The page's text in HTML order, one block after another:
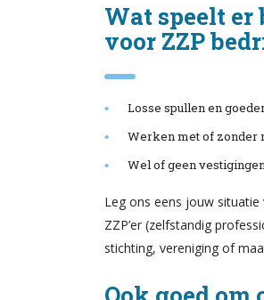
Wat speelt
voor ZZP
Losse spullen en
Werken met of zonder
Wel of geen
Leg ons eens jouw
ZZP’er (zelfstandig
stichting, vereniging of